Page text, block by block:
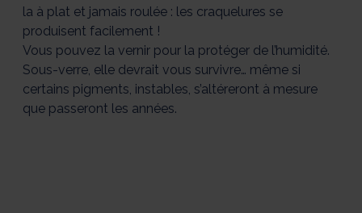
la à plat et jamais roulée : les craquelures se
produisent facilement !
Vous pouvez la vernir pour la protéger de l’humidité.
Sous-verre, elle devrait vous survivre… même si
certains pigments, instables, s’altéreront à mesure
que passeront les années.